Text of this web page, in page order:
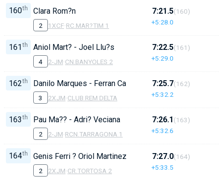
160th Clara Rom?n
2 1XCF·RC.MAR?TIM 1
7:21.5
+5:28.0
(160)
161 th Aniol Mart? - Joel Llu?s
4 2-JM·CN.BANYOLES 2
7:22.5
+5:29.0
(161)
162th Danilo Marques - Ferran Carrera
3 2XJM·CLUB REM DELTA
7:25.7
+5:32.2
(162)
163 th Pau Ma?? - Adri? Veciana
2 2-JM·RCN.TARRAGONA 1
7:26.1
+5:32.6
(163)
164th Genis Ferri ? Oriol Martinez
2 2XJM·CR.TORTOSA 2
7:27.0
+5:33.5
(164)